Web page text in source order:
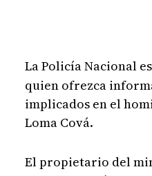
La Policía Nacional
quien ofrezca
implicados en el
Loma Cová.
El propietario del